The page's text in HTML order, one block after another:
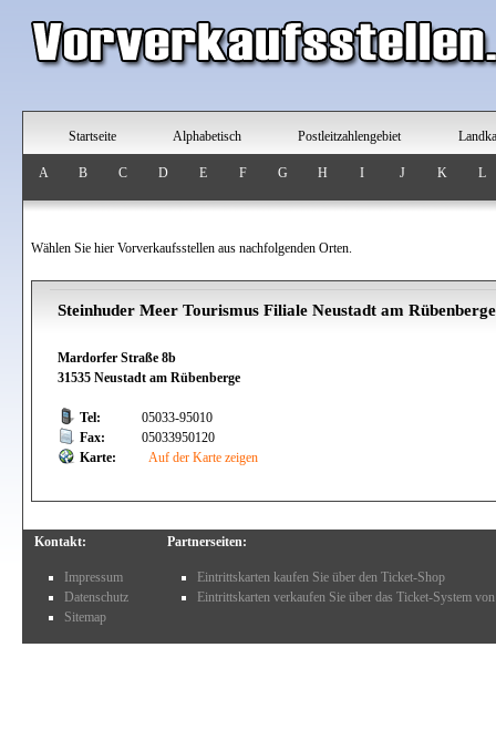
Startseite Alphabetisch Postleitzahlengebiet
A B C D E F G H I J K L
Wählen Sie hier Vorverkaufsstellen aus nachfolgenden Orten.
Steinhuder Meer Tourismus Filiale Neustadt am Rübenberge
Mardorfer Straße 8b
31535 Neustadt am Rübenberge
Tel:
05033-95010
Fax:
05033950120
Karte:
Auf der Karte zeigen
Kontakt:
Impressum
Datenschutz
Sitemap
Partnerseiten:
Eintrittskarten kaufen Sie über den Ticket-Shop
Eintrittskarten verkaufen Sie über das Ticket-System